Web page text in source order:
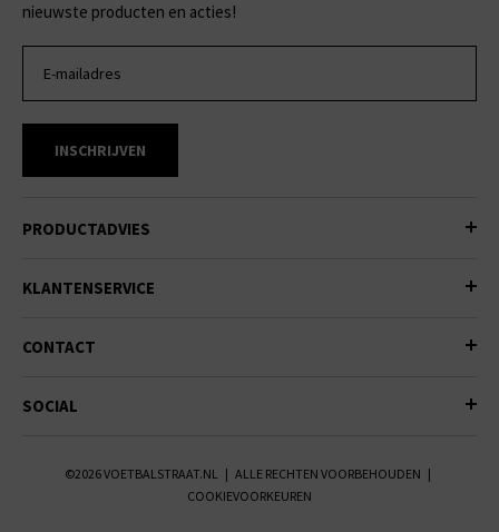
nieuwste producten en acties!
INSCHRIJVEN
PRODUCTADVIES
KLANTENSERVICE
CONTACT
SOCIAL
©2026 VOETBALSTRAAT.NL | ALLE RECHTEN VOORBEHOUDEN |
COOKIEVOORKEUREN